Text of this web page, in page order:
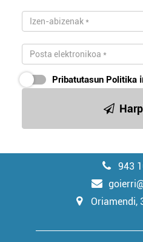
Pribatutasun Politika
943
Oriamendi,